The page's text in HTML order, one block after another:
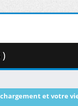
et votre